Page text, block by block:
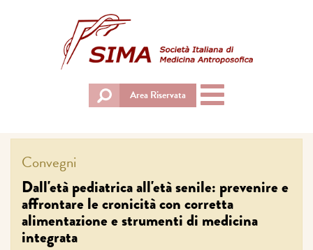
Area Riservata
Toggle
navigation
Convegni
Dall'età pediatrica all'età senile: prevenire e
affrontare le cronicità con corretta
alimentazione e strumenti di medicina
integrata